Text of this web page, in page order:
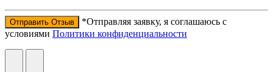
Отправить Отзыв
*Отправляя заявку, я соглашаюсь с
условиями Политики конфиденциальности